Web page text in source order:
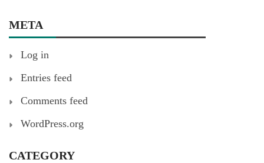
META
Log in
Entries feed
Comments feed
WordPress.org
CATEGORY